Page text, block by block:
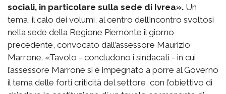
sociali, in particolare sulla sede di Ivrea». Un
tema, il calo dei volumi, al centro dell’incontro svoltosi
nella sede della Regione Piemonte il giorno
precedente, convocato dall’assessore Maurizio
Marrone. «Tavolo - concludono i sindacati - in cui
l’assessore Marrone si è impegnato a porre al Governo
il tema delle forti criticità del settore, con l’obiettivo di